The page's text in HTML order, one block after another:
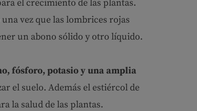
el crecimiento de las plantas.
vez que las lombrices rojas
un abono sólido y otro líquido.
fósforo, potasio y una amplia
el suelo. Además el estiércol de
la salud de las plantas.